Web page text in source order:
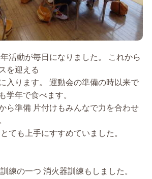
活動が毎日になりました。 これから
を迎える
入ります。 運動会の準備の時以来で
学年で食べます。
ら準備 片付けもみんなで力を合わせ
ても上手にすすめていました。
練の一つ 消火器訓練もしました。